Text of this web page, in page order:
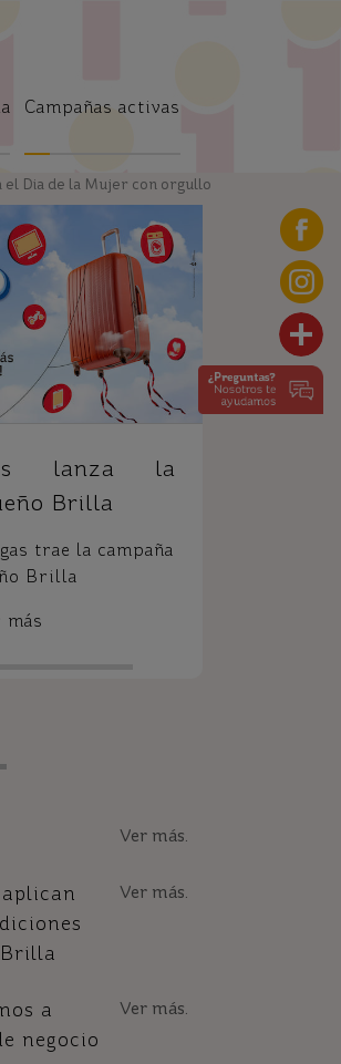
Campañas activas
Dia de la Mujer con orgullo
lanza la
Brilla
trae la campaña
Brilla
más
Ver más.
Ver más.
a
negocio
Ver más.